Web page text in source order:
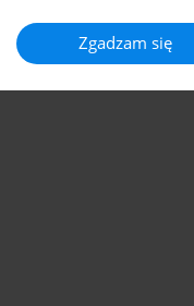
Zgadzam się